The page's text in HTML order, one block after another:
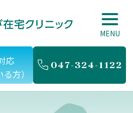
応
る方）
047-324-1122